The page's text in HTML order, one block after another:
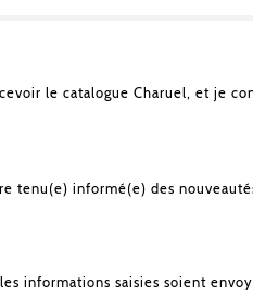
le catalogue Charuel, et je
tenu(e) informé(e) des
les informations saisies soient